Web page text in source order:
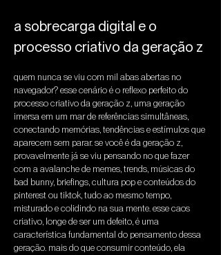
a sobrecarga digital e o
processo criativo da geração z
quem nunca se viu com mil abas abertas no
navegador? esse cenário é o reflexo perfeito do
processo criativo da geração z, uma geração
imersa em um mar de referências simultâneas,
conectando memórias, tendências e estímulos que
aparecem sem parar. se você é da geração z,
provavelmente já se viu pensando no que fazer
com a avalanche de memes, trends, músicas do
bad bunny, briefings, cultura pop e conteúdos do
pinterest ou tiktok, tudo ao mesmo tempo,
misturado e colidindo na sua mente. esse caos
criativo, longe de ser um defeito, é uma
característica fundamental do pensamento dessa
geração. mais do que consumir conteúdo, ela